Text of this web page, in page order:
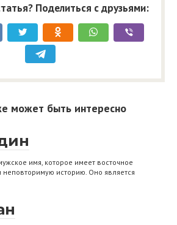
Поделиться с друзьями:
может быть интересно
имя, которое имеет восточное
историю. Оно является